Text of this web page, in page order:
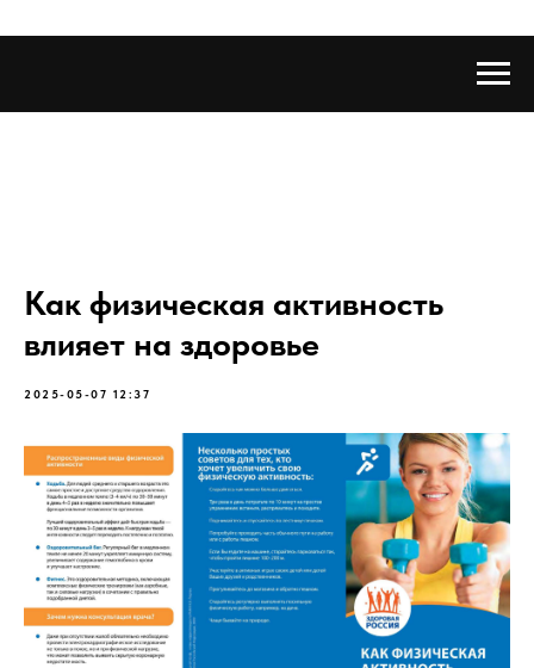
Как физическая активность
влияет на здоровье
2025-05-07 12:37